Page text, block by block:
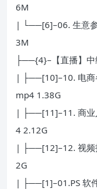
6M
| └──[6]–06. 生意
3M
├──{4}–【直播】
| ├──[10]–10. 电商
mp4 1.38G
| ├──[11]–11. 商业
4 2.12G
| ├──[12]–12. 视频
2G
| ├──[1]–01.PS 软